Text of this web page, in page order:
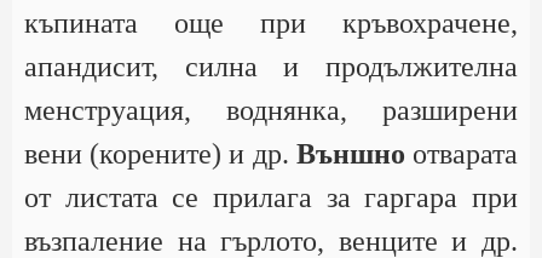
къпината още при кръвохрачене,
апандисит, силна и продължителна
менструация, воднянка, разширени
вени (корените) и др. Външно отварата
от листата се прилага за гаргара при
възпаление на гърлото, венците и др.